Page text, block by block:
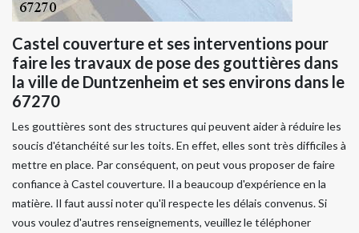
Castel couverture et ses interventions pour
faire les travaux de pose des gouttières dans
la ville de Duntzenheim et ses environs dans le
67270
Les gouttières sont des structures qui peuvent aider à réduire les
soucis d'étanchéité sur les toits. En effet, elles sont très difficiles à
mettre en place. Par conséquent, on peut vous proposer de faire
confiance à Castel couverture. Il a beaucoup d'expérience en la
matière. Il faut aussi noter qu'il respecte les délais convenus. Si
vous voulez d'autres renseignements, veuillez le téléphoner